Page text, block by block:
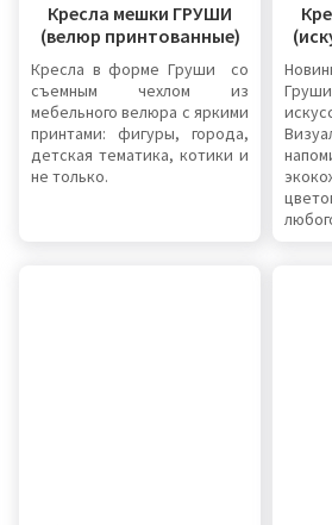
Кресла мешки ГРУШИ
(велюр принтованные)
Кресла в форме Груши со
съемным чехлом из
мебельного велюра с яркими
принтами: фигуры, города,
детская тематика, котики и
не только.